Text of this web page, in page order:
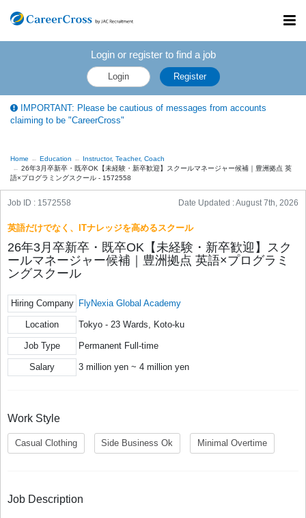
Login or register to find a job
Login Register
IMPORTANT: Please be cautious of messages from accounts
claiming to be "CareerCross"
Home Education
Instructor, Teacher, Coach
26年3月卒新卒・既卒OK【未経験・新卒歓迎】スクールマネージャー候補｜豊洲拠点 英
語×プログラミングスクール - 1572558
Job ID : 1572558 Date Updated :August 7th, 2026
英語だけでなく、ITナレッジを高めるスクール
26年3月卒新卒・既卒OK【未経験・新卒歓迎】スク
ールマネージャー候補｜豊洲拠点 英語×プログラミ
ングスクール
Hiring Company FlyNexia Global Academy
Location Tokyo - 23 Wards, Koto-ku
Job Type Permanent Full-time
Salary 3 million yen ~ 4 million yen
Work Style
Casual Clothing Side Business Ok Minimal Overtime
Job Description